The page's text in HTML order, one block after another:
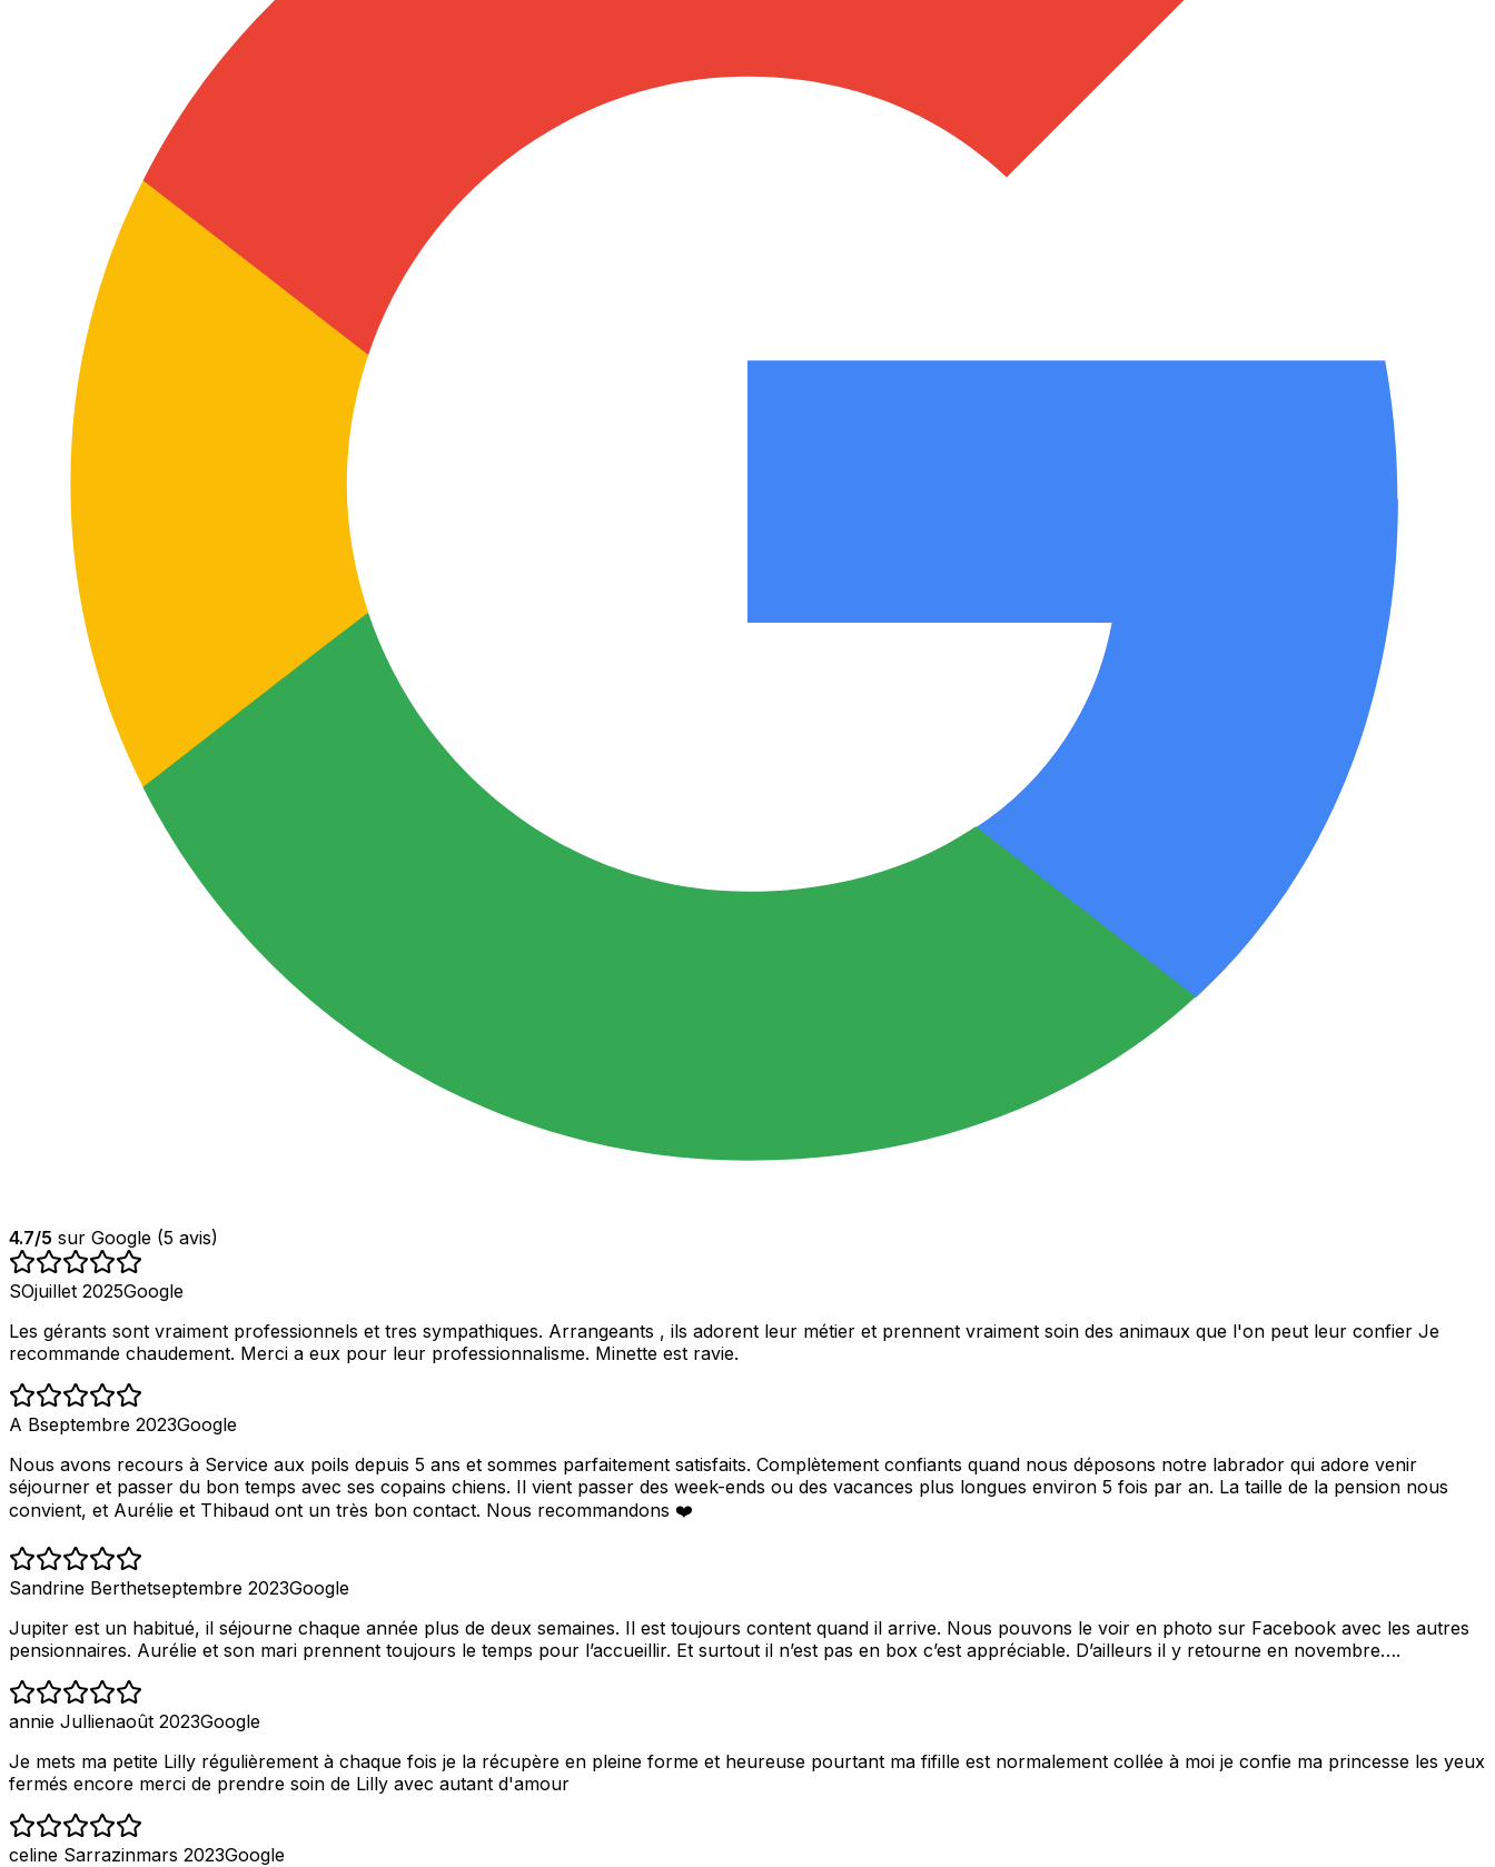
4.7/5 sur Google (5 avis)
SOjuillet 2025Google
Les gérants sont vraiment professionnels et tres sympathiques. Arrangeants , ils adorent leur métier et prennent vraiment soin des animaux que l'on peut leur confier Je
recommande chaudement. Merci a eux pour leur professionnalisme. Minette est ravie.
A Bseptembre 2023Google
Nous avons recours à Service aux poils depuis 5 ans et sommes parfaitement satisfaits. Complètement confiants quand nous déposons notre labrador qui adore venir
séjourner et passer du bon temps avec ses copains chiens. Il vient passer des week-ends ou des vacances plus longues environ 5 fois par an. La taille de la pension nous
convient, et Aurélie et Thibaud ont un très bon contact. Nous recommandons ❤️
Sandrine Berthetseptembre 2023Google
Jupiter est un habitué, il séjourne chaque année plus de deux semaines. Il est toujours content quand il arrive. Nous pouvons le voir en photo sur Facebook avec les autres
pensionnaires. Aurélie et son mari prennent toujours le temps pour l’accueillir. Et surtout il n’est pas en box c’est appréciable. D’ailleurs il y retourne en novembre….
annie Jullienaoût 2023Google
Je mets ma petite Lilly régulièrement à chaque fois je la récupère en pleine forme et heureuse pourtant ma fifille est normalement collée à moi je confie ma princesse les yeux
fermés encore merci de prendre soin de Lilly avec autant d'amour
celine Sarrazinmars 2023Google